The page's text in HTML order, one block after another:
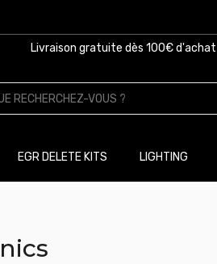
Livraison gratuite dès 100€ d'achat
EGR DELETE KITS LIGHTING